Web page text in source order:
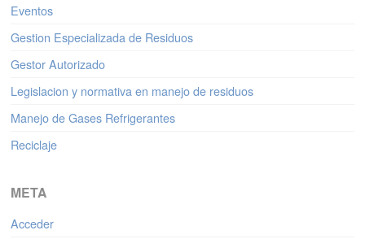
Eventos
Gestion Especializada de Residuos
Gestor Autorizado
Legislacion y normativa en manejo de residuos
Manejo de Gases Refrigerantes
Reciclaje
META
Acceder